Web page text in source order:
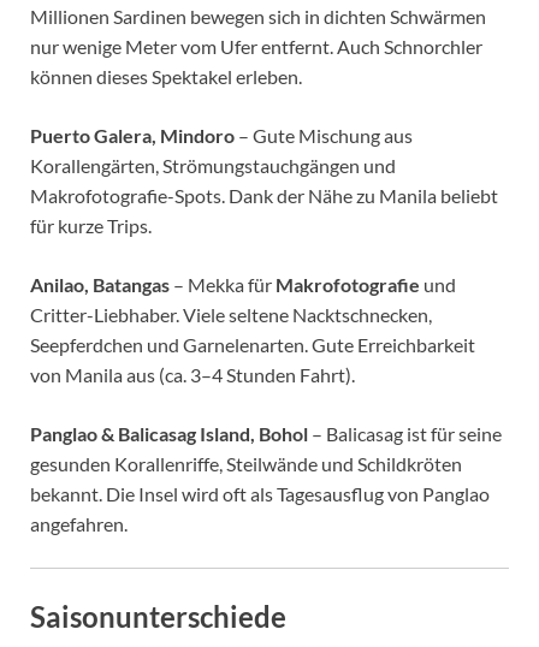
Millionen Sardinen bewegen sich in dichten Schwärmen
nur wenige Meter vom Ufer entfernt. Auch Schnorchler
können dieses Spektakel erleben.
Puerto Galera, Mindoro – Gute Mischung aus
Korallengärten, Strömungstauchgängen und
Makrofotografie-Spots. Dank der Nähe zu Manila beliebt
für kurze Trips.
Anilao, Batangas – Mekka für Makrofotografie und
Critter-Liebhaber. Viele seltene Nacktschnecken,
Seepferdchen und Garnelenarten. Gute Erreichbarkeit
von Manila aus (ca. 3–4 Stunden Fahrt).
Panglao & Balicasag Island, Bohol – Balicasag ist für seine
gesunden Korallenriffe, Steilwände und Schildkröten
bekannt. Die Insel wird oft als Tagesausflug von Panglao
angefahren.
Saisonunterschiede